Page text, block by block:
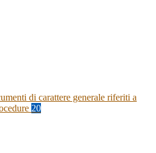
di carattere generale riferiti a
20